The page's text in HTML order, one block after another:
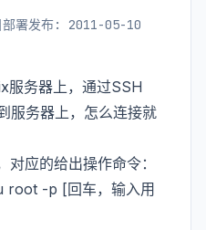
署发布: 2011-05-10
服务器上，通过SSH
服务器上，怎么连接就
应的给出操作命令：
root -p [回车，输入用